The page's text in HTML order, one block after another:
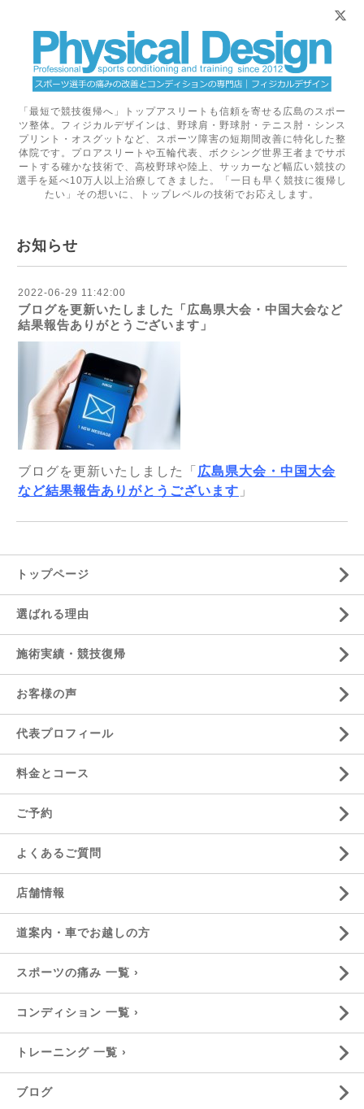
「最短で競技復帰へ」トップアスリートも信頼を寄せる広島のスポー
ツ整体。フィジカルデザインは、野球肩・野球肘・テニス肘・シンス
プリント・オスグットなど、スポーツ障害の短期間改善に特化した整
体院です。プロアスリートや五輪代表、ボクシング世界王者までサポ
ートする確かな技術で、高校野球や陸上、サッカーなど幅広い競技の
選手を延べ10万人以上治療してきました。「一日も早く競技に復帰し
たい」その想いに、トップレベルの技術でお応えします。
お知らせ
2022-06-29 11:42:00
ブログを更新いたしました「広島県大会・中国大会など
結果報告ありがとうございます」
ブログを更新いたしました「 広島県大会・中国大会
など結果報告ありがとうございます 」
トップページ
選ばれる理由
施術実績・競技復帰
お客様の声
代表プロフィール
料金とコース
ご予約
よくあるご質問
店舗情報
道案内・車でお越しの方
スポーツの痛み 一覧 ›
コンディション 一覧 ›
トレーニング 一覧 ›
ブログ